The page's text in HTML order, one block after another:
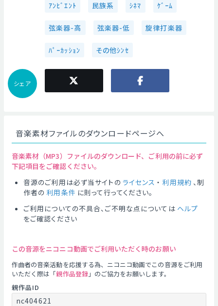
ｱﾝﾋﾞｴﾝﾄ 民族系 ｼﾈﾏ ｹﾞｰﾑ
弦楽器-高 弦楽器-低 旋律打楽器
ﾊﾟｰｶｯｼｮﾝ その他ｼﾝｾ
シェア
音楽素材ファイルのダウンロードページへ
音楽素材（MP3）ファイルのダウンロード、ご利用の前に必ず
下記項目をご確認ください。
音源のご利用は必ず当サイトの ライセンス ・ 利用規約 、制
作者の 利用条件 に則って行ってください。
ご利用についての不具合、ご不明な点については ヘルプ
をご確認ください
この音源をニコニコ動画でご利用いただく時のお願い
作曲者の音楽活動を応援する為、ニコニコ動画でこの音源をご利用
いただく際は「親作品登録」のご協力をお願いします。
親作品ID
nc404621